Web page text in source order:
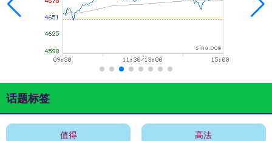
话题标签
值得 高法